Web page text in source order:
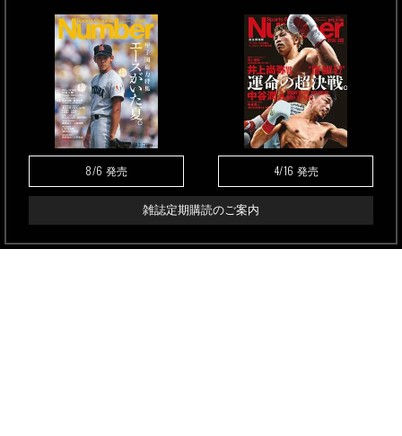
8/6 発売 4/16 発売
雑誌定期購読のご案内